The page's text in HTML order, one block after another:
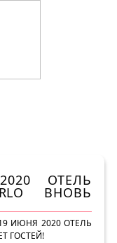
ОТЕЛЬ
ВНОВЬ
ИЮНЯ 2020 ОТЕЛЬ
ГОСТЕЙ!